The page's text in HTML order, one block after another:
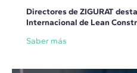
Directores de ZIGURAT
Internacional de Lean
Saber más